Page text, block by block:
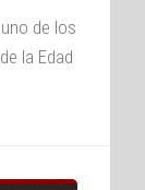
de los
la Edad